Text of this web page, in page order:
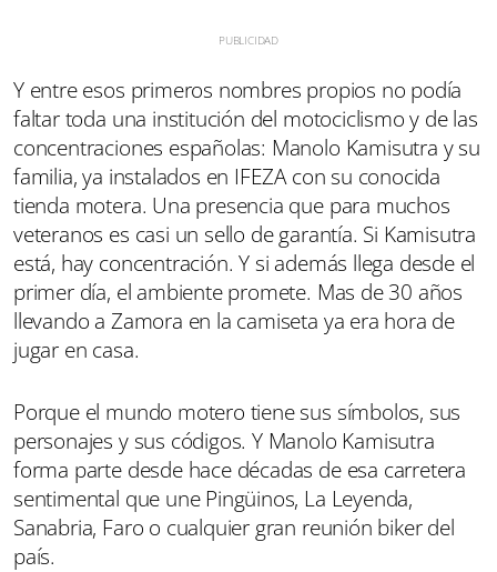
Y entre esos primeros nombres propios no podía
faltar toda una institución del motociclismo y de las
concentraciones españolas: Manolo Kamisutra y su
familia, ya instalados en IFEZA con su conocida
tienda motera. Una presencia que para muchos
veteranos es casi un sello de garantía. Si Kamisutra
está, hay concentración. Y si además llega desde el
primer día, el ambiente promete. Mas de 30 años
llevando a Zamora en la camiseta ya era hora de
jugar en casa.
Porque el mundo motero tiene sus símbolos, sus
personajes y sus códigos. Y Manolo Kamisutra
forma parte desde hace décadas de esa carretera
sentimental que une Pingüinos, La Leyenda,
Sanabria, Faro o cualquier gran reunión biker del
país.